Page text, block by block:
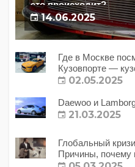
это происходит?
14.06.2025
Где в Москве
Кузовпорте —
02.05.2025
Daewoo и
21.03.2025
Глобальный
Причины, почему